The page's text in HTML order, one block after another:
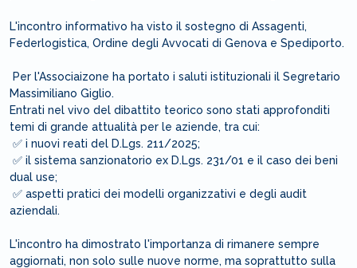
L'incontro informativo ha visto il sostegno di Assagenti,
Federlogistica, Ordine degli Avvocati di Genova e Spediporto.
Per l'Associaizone ha portato i saluti istituzionali il Segretario
Massimiliano Giglio.
Entrati nel vivo del dibattito teorico sono stati approfonditi
temi di grande attualità per le aziende, tra cui:
✅ i nuovi reati del D.Lgs. 211/2025;
✅ il sistema sanzionatorio ex D.Lgs. 231/01 e il caso dei beni
dual use;
✅ aspetti pratici dei modelli organizzativi e degli audit
aziendali.
L'incontro ha dimostrato l'importanza di rimanere sempre
aggiornati, non solo sulle nuove norme, ma soprattutto sulla